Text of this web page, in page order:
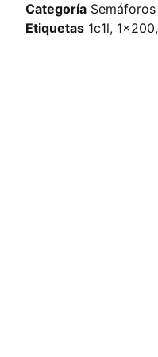
Categoría Semáforos
Etiquetas 1c1l, 1x200,